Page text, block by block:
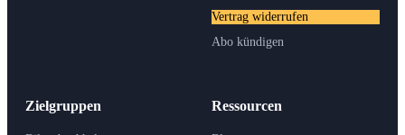
Zielgruppen Ressourcen
Vertrag widerrufen
Abo kündigen